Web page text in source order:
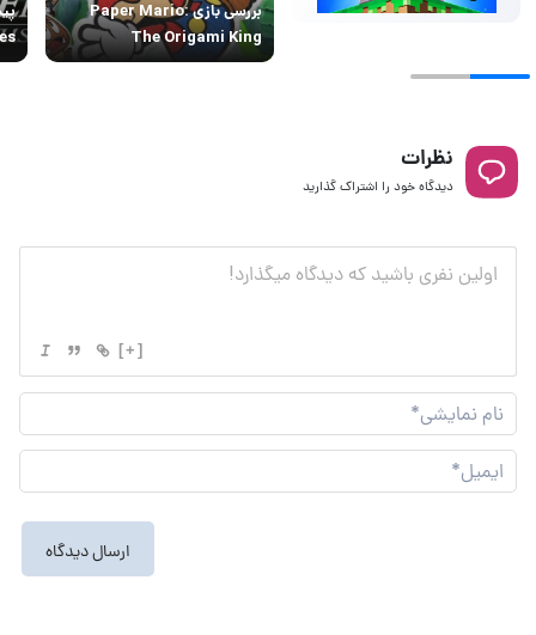
بررسی بازی Paper Mario:
The Origami King
نظرات
دیدگاه خود را اشتراک گذارید
[+]
نام